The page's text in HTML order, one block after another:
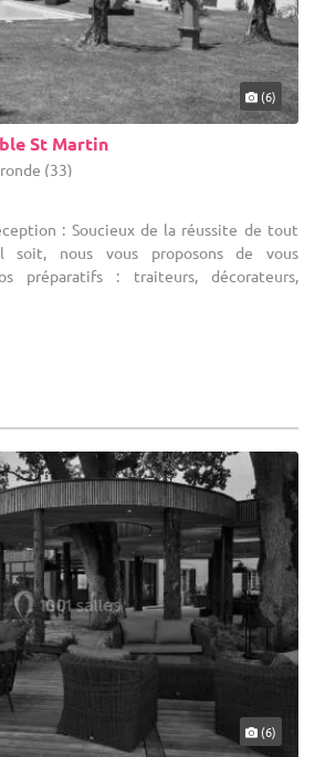
(6)
St Martin
(33)
: Soucieux de la réussite de tout
soit, nous vous proposons de vous
préparatifs : traiteurs, décorateurs,
(6)